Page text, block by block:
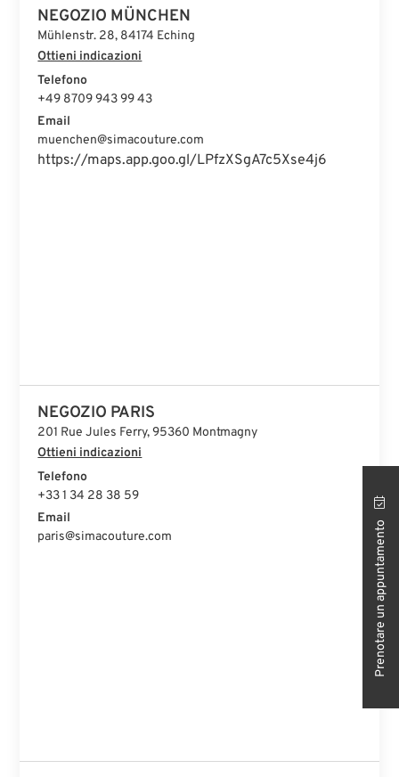
Prenotare un appuntamento
NEGOZIO MÜNCHEN
Mühlenstr. 28, 84174 Eching
Ottieni indicazioni
Telefono
+49 8709 943 99 43
Email
muenchen@simacouture.com
https://maps.app.goo.gl/LPfzXSgA7c5Xse4j6
NEGOZIO PARIS
201 Rue Jules Ferry, 95360 Montmagny
Ottieni indicazioni
Telefono
+33 1 34 28 38 59
Email
paris@simacouture.com